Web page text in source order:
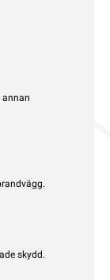
annan
skydd.